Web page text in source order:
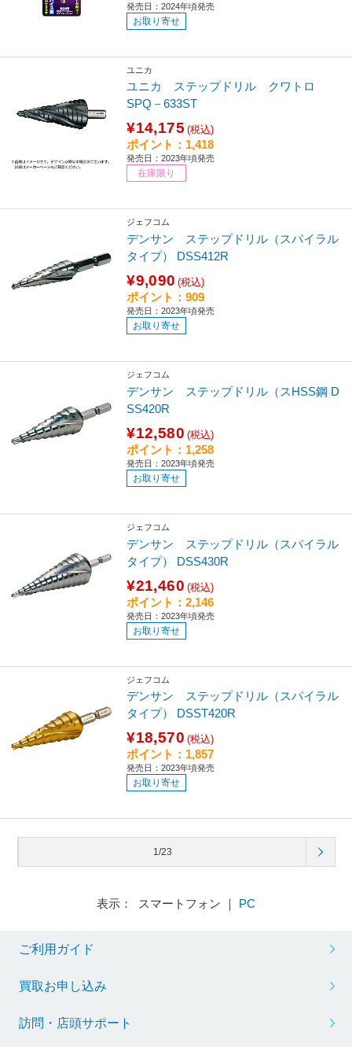
発売日：2024年頃発売
お取り寄せ
ユニカ
ユニカ ステップドリル クワトロ
SPQ－633ST
¥14,175 (税込)
ポイント：1,418
発売日：2023年頃発売
在庫限り
ジェフコム
デンサン ステップドリル（スパイラル
タイプ） DSS412R
¥9,090 (税込)
ポイント：909
発売日：2023年頃発売
お取り寄せ
ジェフコム
デンサン ステップドリル（スHSS鋼 D
SS420R
¥12,580 (税込)
ポイント：1,258
発売日：2023年頃発売
お取り寄せ
ジェフコム
デンサン ステップドリル（スパイラル
タイプ） DSS430R
¥21,460 (税込)
ポイント：2,146
発売日：2023年頃発売
お取り寄せ
ジェフコム
デンサン ステップドリル（スパイラル
タイプ） DSST420R
¥18,570 (税込)
ポイント：1,857
発売日：2023年頃発売
お取り寄せ
1/23
表示： スマートフォン ｜ PC
ご利用ガイド
買取お申し込み
訪問・店頭サポート